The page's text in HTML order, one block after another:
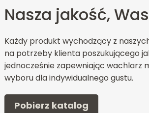
Nasza jakość,
Każdy produkt wychodzący z
na potrzeby klienta poszukującego
jednocześnie zapewniając wachlarz
wyboru dla indywidualnego gustu.
Pobierz katalog